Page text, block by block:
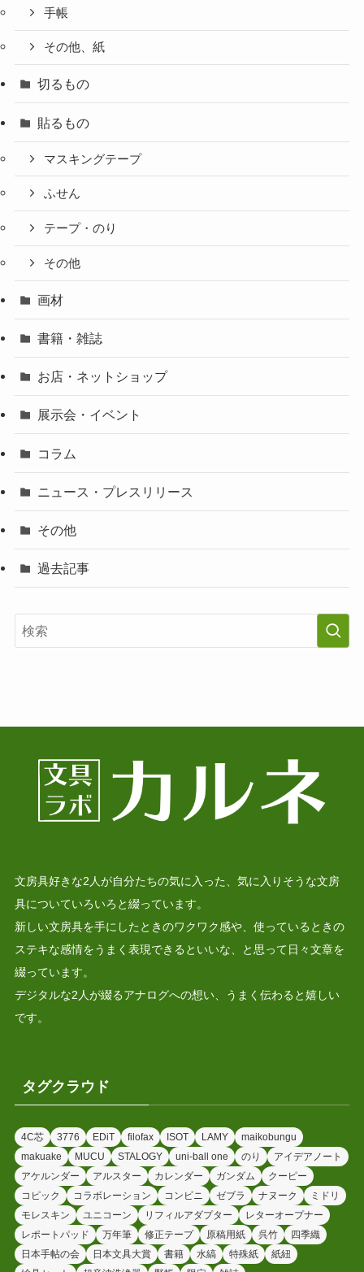
手帳
その他、紙
切るもの
貼るもの
マスキングテープ
ふせん
テープ・のり
その他
画材
書籍・雑誌
お店・ネットショップ
展示会・イベント
コラム
ニュース・プレスリリース
その他
過去記事
文房具好きな2人が自分たちの気に入った、気に入りそうな文房
具についていろいろと綴っています。
新しい文房具を手にしたときのワクワク感や、使っているときの
ステキな感情をうまく表現できるといいな、と思って日々文章を
綴っています。
デジタルな2人が綴るアナログへの想い、うまく伝わると嬉しい
です。
タグクラウド
4C芯 3776 EDiT filofax ISOT LAMY
maikobungu
makuake
MUCU STALOGY uni-ball one のり
アイデアノート
アケルンダー
アルスター カレンダー ガンダム
クーピー
コピック
コラボレーション コンビニ ゼブラ ナヌーク
ミドリ
モレスキン
ユニコーン リフィルアダプター
レターオープナー
レポートパッド
万年筆 修正テープ 原稿用紙 呉竹
四季織
日本手帖の会
日本文具大賞 書籍 水縞 特殊紙
紙紐